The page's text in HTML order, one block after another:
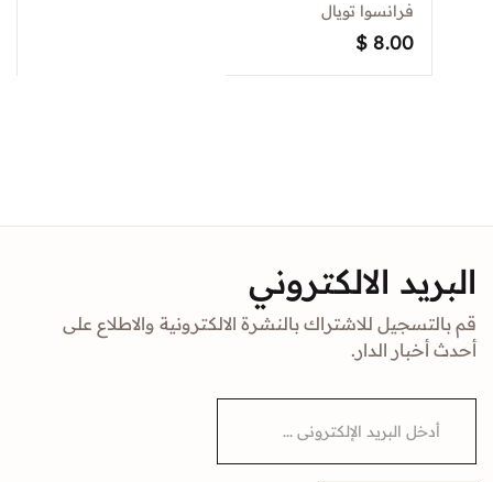
فرانسوا تويال
$ 8.00
البريد الالكتروني
قم بالتسجيل للاشتراك بالنشرة الالكترونية والاطلاع على
أحدث أخبار الدار.
i